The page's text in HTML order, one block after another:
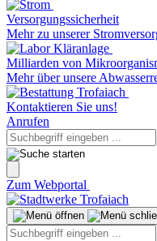
Versorgungssicherheit
Mehr zu unserer
Milliarden von
Mehr über unsere
Kontaktieren Sie uns!
Anrufen
Zum Webportal